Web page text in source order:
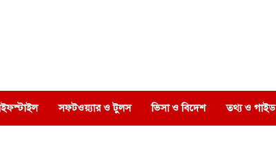
সফটওয়্যার ও টুলস ভিসা ও বিদেশ তথ্য ও গাইড